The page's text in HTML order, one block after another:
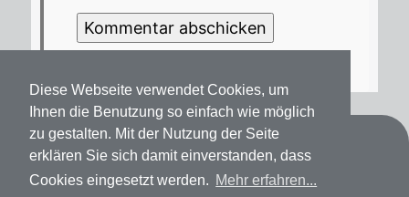
Diese Webseite verwendet Cookies, um
Ihnen die Benutzung so einfach wie möglich
zu gestalten. Mit der Nutzung der Seite
erklären Sie sich damit einverstanden, dass
Cookies eingesetzt werden. Mehr erfahren...
Kontakt
Datenschutz